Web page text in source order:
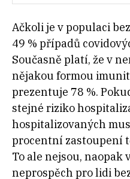
Ačkoli je v populaci
49 % případů
Současně platí, že v
nějakou formou
prezentuje 78 %.
stejné riziko
hospitalizovaných
procentní zastoupení
To ale nejsou,
neprospěch pro lidi